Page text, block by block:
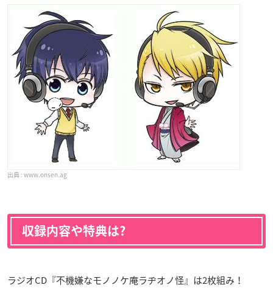
www.onsen.ag
収録内容や特典は?
ラジオCD『不機嫌なモノノケ庵ラヂオノ怪』は2枚組み！